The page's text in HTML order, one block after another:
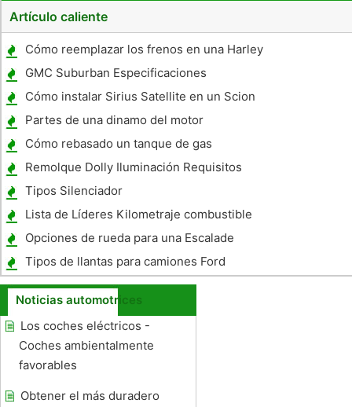
Artículo caliente
Cómo reemplazar los frenos en una Harley
Davidson Electra Glide
GMC Suburban Especificaciones
Cómo instalar Sirius Satellite en un Scion
xB 2005
Partes de una dinamo del motor
Cómo rebasado un tanque de gas
motocicleta
Remolque Dolly Iluminación Requisitos
Tipos Silenciador
Lista de Líderes Kilometraje combustible
Opciones de rueda para una Escalade
Tipos de llantas para camiones Ford
Noticias automotrices
Los coches eléctricos -
Coches ambientalmente
favorables
Obtener el más duradero